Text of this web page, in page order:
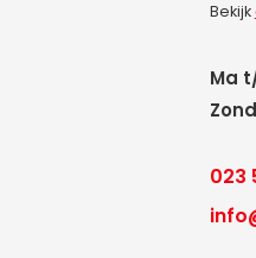
Bekijk
Ma
023